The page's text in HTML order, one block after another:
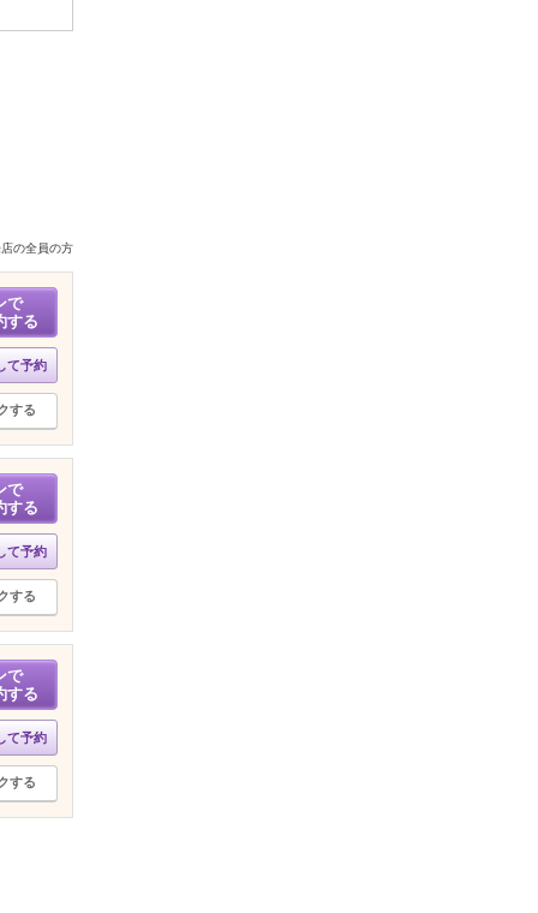
の全員の方
で
する
て予約
する
で
する
て予約
する
で
する
て予約
する